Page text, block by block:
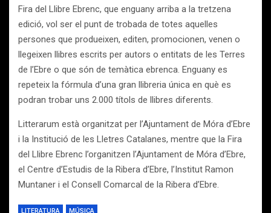
Fira del Llibre Ebrenc, que enguany arriba a la tretzena
edició, vol ser el punt de trobada de totes aquelles
persones que produeixen, editen, promocionen, venen o
llegeixen llibres escrits per autors o entitats de les Terres
de l’Ebre o que són de temàtica ebrenca. Enguany es
repeteix la fórmula d’una gran llibreria única en què es
podran trobar uns 2.000 títols de llibres diferents.
Litterarum està organitzat per l’Ajuntament de Móra d’Ebre
i la Institució de les Lletres Catalanes, mentre que la Fira
del Llibre Ebrenc l’organitzen l’Ajuntament de Móra d’Ebre,
el Centre d’Estudis de la Ribera d’Ebre, l’Institut Ramon
Muntaner i el Consell Comarcal de la Ribera d’Ebre.
LITERATURA MÚSICA